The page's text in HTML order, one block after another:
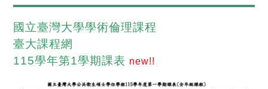
國立臺灣大學學術倫理課程
臺大課程網
115學年第1學期課表 new!!